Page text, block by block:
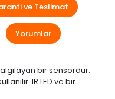
ve Teslimat
Yorumlar
bir sensördür.
IR LED ve bir